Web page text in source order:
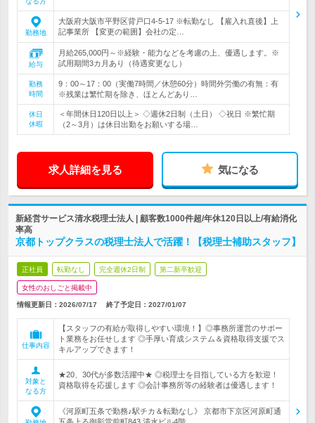
勤務地
大阪府大阪市平野区背戸口4-5-17 ※転勤なし 【雇入れ直後】上
記事業所 【変更の範囲】会社の定…
給与
月給265,000円～※経験・能力などを考慮の上、優遇します。※
試用期間3カ月あり（待遇変更なし）
勤務
時間
9：00～17：00（実働7時間／休憩60分）時間外労働の有無：有
※残業は繁忙期を除き、ほとんどあり…
休日
休暇
＜年間休日120日以上＞ ◇週休2日制（土日） ◇祝日 ※繁忙期
（2～3月）は休日出勤をお願いする場…
求人詳細を見る 気になる
新経営サービス清水税理士法人 | 顧客数1000件超/年休120日以上/有給消化
率高
京都トップクラスの税理士法人で活躍！【税理士補助スタッフ】
正社員 転勤なし 完全週休2日制 第二新卒歓迎
女性のおしごと掲載中
情報更新日：2026/07/17 終了予定日： 2027/01/07
仕事内容
【スタッフの有給が取得しやすい環境！】◎事務所運営のサポー
ト業務をお任せします ◎手厚い育成システム＆資格取得支援でス
キルアップできます！
対象と
なる方
★20、30代が多数活躍中★ ◎税理士を目指している方を歓迎！
資格取得を応援します ◎会計事務所等の経験者は優遇します！
《河原町五条で勤務♪駅チカ＆転勤なし》 京都市下京区河原町通